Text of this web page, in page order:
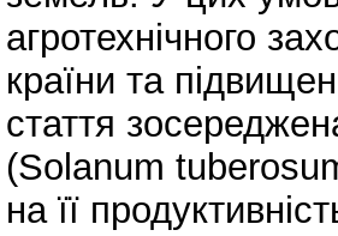
агротехнічного
країни та
стаття
(Solanum
на її